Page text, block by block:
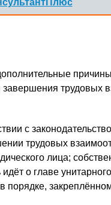
трудовых
с
трудовых
лица;
о главе
порядке,